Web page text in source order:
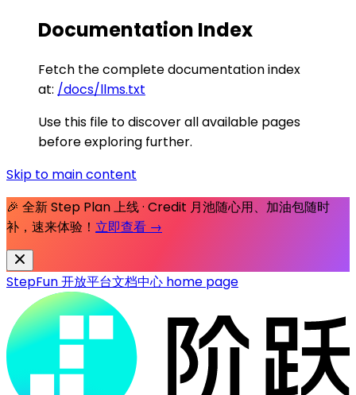
Documentation Index
Fetch the complete documentation index
at: /docs/llms.txt
Use this file to discover all available pages
before exploring further.
Skip to main content
🎉 全新 Step Plan 上线 · Credit 月池随心用、加油包随时
补，速来体验！ 立即查看 →
StepFun 开放平台文档中心 home page